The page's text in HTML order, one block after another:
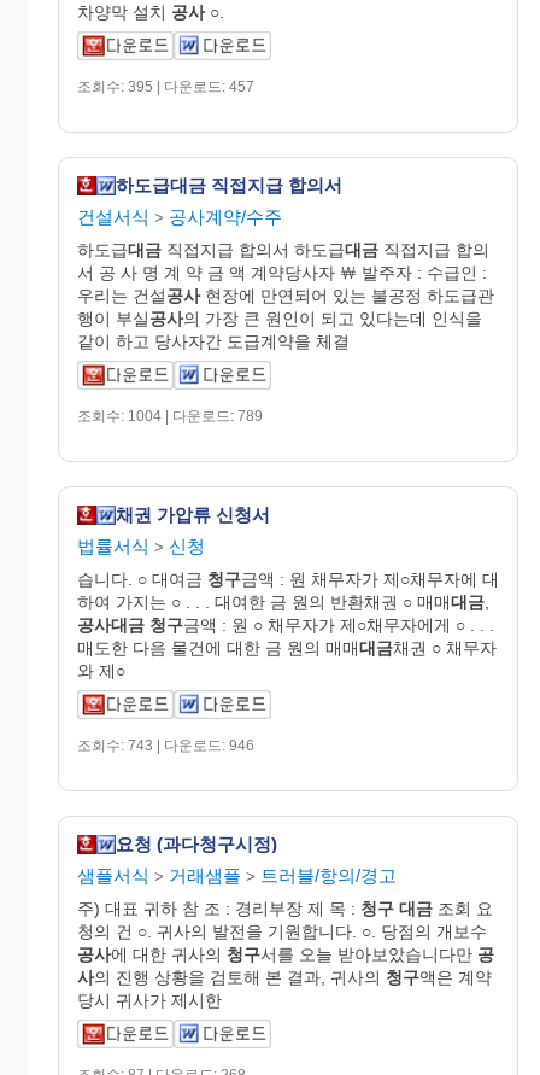
차양막 설치 공사○.
조회수: 395 | 다운로드: 457
하도급대금 직접지급 합의서
건설서식 > 공사계약/수주
하도급대금 직접지급 합의서 하도급대금 직접지급 합의
서 공 사 명 계 약 금 액 계약당사자 ￦ 발주자 : 수급인 :
우리는 건설공사현장에 만연되어 있는 불공정 하도급관
행이 부실공사의 가장 큰 원인이 되고 있다는데 인식을
같이 하고 당사자간 도급계약을 체결
조회수: 1004 | 다운로드: 789
채권 가압류 신청서
법률서식 > 신청
습니다. ○ 대여금 청구금액 : 원 채무자가 제○채무자에 대
하여 가지는 ○ . . . 대여한 금 원의 반환채권 ○ 매매대금
공사대금 청구금액 : 원 ○ 채무자가 제○채무자에게 ○ . . .
매도한 다음 물건에 대한 금 원의 매매대금채권 ○ 채무자
와 제○
조회수: 743 | 다운로드: 946
요청 (과다청구시정)
샘플서식 > 거래샘플 > 트러블/항의/경고
주) 대표 귀하 참 조 : 경리부장 제 목 : 청구 대금 조회 요
청의 건 ○. 귀사의 발전을 기원합니다. ○. 당점의 개보수
공사에 대한 귀사의 청구서를 오늘 받아보았습니다만 공
사의 진행 상황을 검토해 본 결과, 귀사의 청구액은 계약
당시 귀사가 제시한